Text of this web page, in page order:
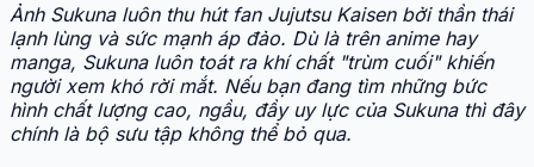
Ảnh Sukuna luôn thu hút fan Jujutsu Kaisen bởi thần thái
lạnh lùng và sức mạnh áp đảo. Dù là trên anime hay
manga, Sukuna luôn toát ra khí chất "trùm cuối" khiến
người xem khó rời mắt. Nếu bạn đang tìm những bức
hình chất lượng cao, ngầu, đầy uy lực của Sukuna thì đây
chính là bộ sưu tập không thể bỏ qua.